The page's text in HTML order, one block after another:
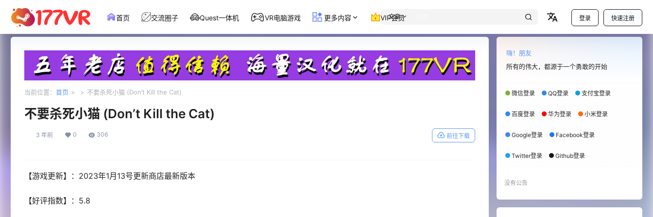
文章 登录 快速注册
首页 交流圈子 Quest一体机 VR电脑游戏 更多内容 VIP会员
当前位置： 首页 > > 不要杀死小猫 (Don’t Kill the Cat)
不要杀死小猫 (Don’t Kill the Cat)
3 年前 0 306 前往下载
【游戏更新】：2023年1月13号更新商店最新版本
【好评指数】：5.8
嗨！朋友
所有的伟大，都源于一个勇敢的开始
微信登录 QQ登录 支付宝登录
百度登录 华为登录 小米登录
Google登录 Facebook登录
Twitter登录 Github登录
没有公告